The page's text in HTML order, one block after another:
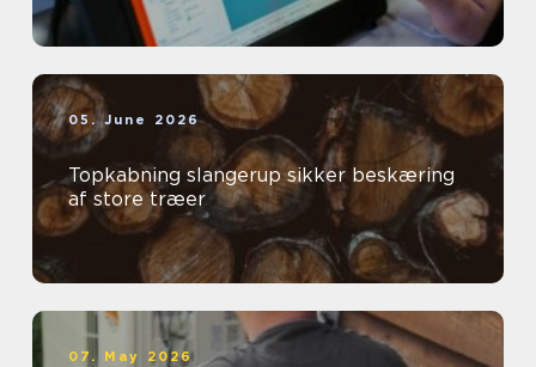
05. June 2026
Topkabning slangerup sikker beskæring
af store træer
07. May 2026